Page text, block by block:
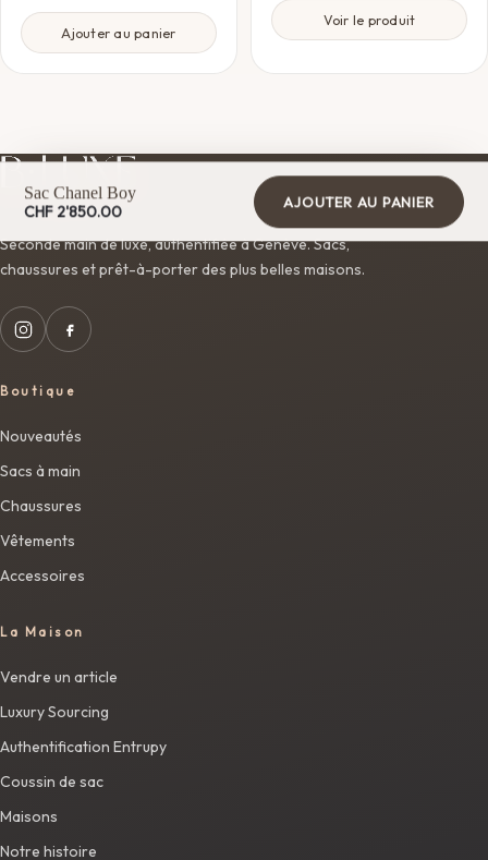
Ajouter au panier
Voir le produit
Sac Chanel Boy
CHF 2'850.00 AJOUTER AU PANIER
Seconde main de luxe, authentifiée à Genève. Sacs,
chaussures et prêt-à-porter des plus belles maisons.
Boutique
Nouveautés
Sacs à main
Chaussures
Vêtements
Accessoires
La Maison
Vendre un article
Luxury Sourcing
Authentification Entrupy
Coussin de sac
Maisons
Notre histoire